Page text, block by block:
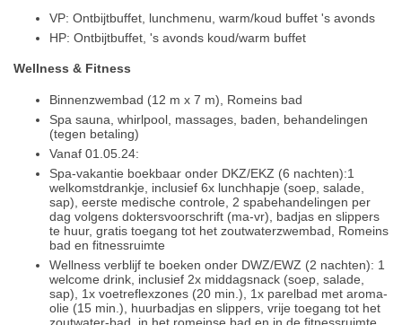
VP: Ontbijtbuffet, lunchmenu, warm/koud buffet 's avonds
HP: Ontbijtbuffet, 's avonds koud/warm buffet
Wellness & Fitness
Binnenzwembad (12 m x 7 m), Romeins bad
Spa sauna, whirlpool, massages, baden, behandelingen
(tegen betaling)
Vanaf 01.05.24:
Spa-vakantie boekbaar onder DKZ/EKZ (6 nachten):1
welkomstdrankje, inclusief 6x lunchhapje (soep, salade,
sap), eerste medische controle, 2 spabehandelingen per
dag volgens doktersvoorschrift (ma-vr), badjas en slippers
te huur, gratis toegang tot het zoutwaterzwembad, Romeins
bad en fitnessruimte
Wellness verblijf te boeken onder DWZ/EWZ (2 nachten): 1
welcome drink, inclusief 2x middagsnack (soep, salade,
sap), 1x voetreflexzones (20 min.), 1x parelbad met aroma-
olie (15 min.), huurbadjas en slippers, vrije toegang tot het